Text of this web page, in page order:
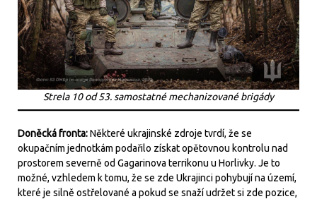
Strela 10 od 53. samostatné mechanizované brigády
Doněcká fronta:Některé ukrajinské zdroje tvrdí, že se
okupačním jednotkám podařilo získat opětovnou kontrolu nad
prostorem severně od Gagarinova terrikonu u Horlivky. Je to
možné, vzhledem k tomu, že se zde Ukrajinci pohybují na území,
které je silně ostřelované a pokud se snaží udržet si zde pozice,